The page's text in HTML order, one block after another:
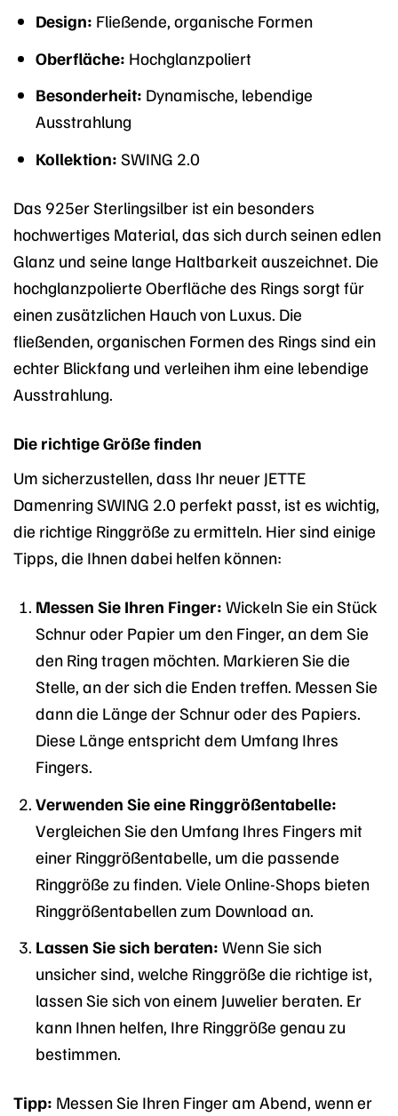
Design: Fließende, organische Formen
Oberfläche: Hochglanzpoliert
Besonderheit: Dynamische, lebendige
Ausstrahlung
Kollektion: SWING 2.0
Das 925er Sterlingsilber ist ein besonders
hochwertiges Material, das sich durch seinen edlen
Glanz und seine lange Haltbarkeit auszeichnet. Die
hochglanzpolierte Oberfläche des Rings sorgt für
einen zusätzlichen Hauch von Luxus. Die
fließenden, organischen Formen des Rings sind ein
echter Blickfang und verleihen ihm eine lebendige
Ausstrahlung.
Die richtige Größe finden
Um sicherzustellen, dass Ihr neuer JETTE
Damenring SWING 2.0 perfekt passt, ist es wichtig,
die richtige Ringgröße zu ermitteln. Hier sind einige
Tipps, die Ihnen dabei helfen können:
Messen Sie Ihren Finger: Wickeln Sie ein Stück
Schnur oder Papier um den Finger, an dem Sie
den Ring tragen möchten. Markieren Sie die
Stelle, an der sich die Enden treffen. Messen Sie
dann die Länge der Schnur oder des Papiers.
Diese Länge entspricht dem Umfang Ihres
Fingers.
Verwenden Sie eine Ringgrößentabelle:
Vergleichen Sie den Umfang Ihres Fingers mit
einer Ringgrößentabelle, um die passende
Ringgröße zu finden. Viele Online-Shops bieten
Ringgrößentabellen zum Download an.
Lassen Sie sich beraten: Wenn Sie sich
unsicher sind, welche Ringgröße die richtige ist,
lassen Sie sich von einem Juwelier beraten. Er
kann Ihnen helfen, Ihre Ringgröße genau zu
bestimmen.
Tipp: Messen Sie Ihren Finger am Abend, wenn er